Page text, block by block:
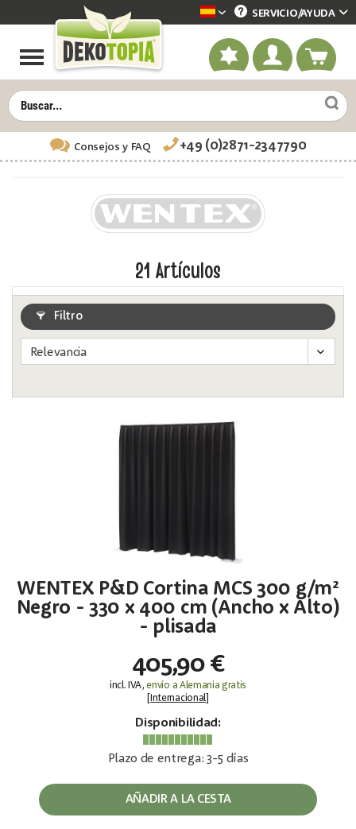
Dekotopia spanisch
SERVICIO/AYUDA
Consejos y FAQ +49 (0)2871-2347790
21 Artículos
Filtro
WENTEX P&D Cortina MCS 300 g/m²
Negro - 330 x 400 cm (Ancho x Alto)
- plisada
405,90 €
incl. IVA,envío a Alemania gratis
Internacional]
Disponibilidad:
Plazo de entrega: 3-5 días
AÑADIR A LA CESTA